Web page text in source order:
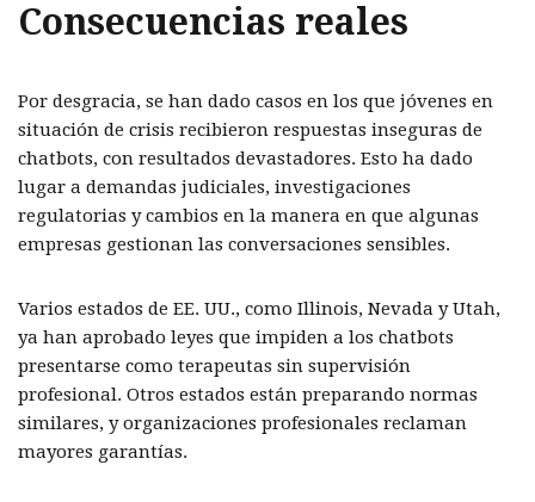
Consecuencias reales
Por desgracia, se han dado casos en los que jóvenes en
situación de crisis recibieron respuestas inseguras de
chatbots, con resultados devastadores. Esto ha dado
lugar a demandas judiciales, investigaciones
regulatorias y cambios en la manera en que algunas
empresas gestionan las conversaciones sensibles.
Varios estados de EE. UU., como Illinois, Nevada y Utah,
ya han aprobado leyes que impiden a los chatbots
presentarse como terapeutas sin supervisión
profesional. Otros estados están preparando normas
similares, y organizaciones profesionales reclaman
mayores garantías.